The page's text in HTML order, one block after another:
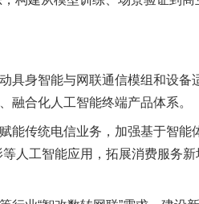
身智能与网联通信模组和设备
融合化人工智能终端产品体系。
传统电信业务，加强基于智能
人工智能应用，拓展消费服务